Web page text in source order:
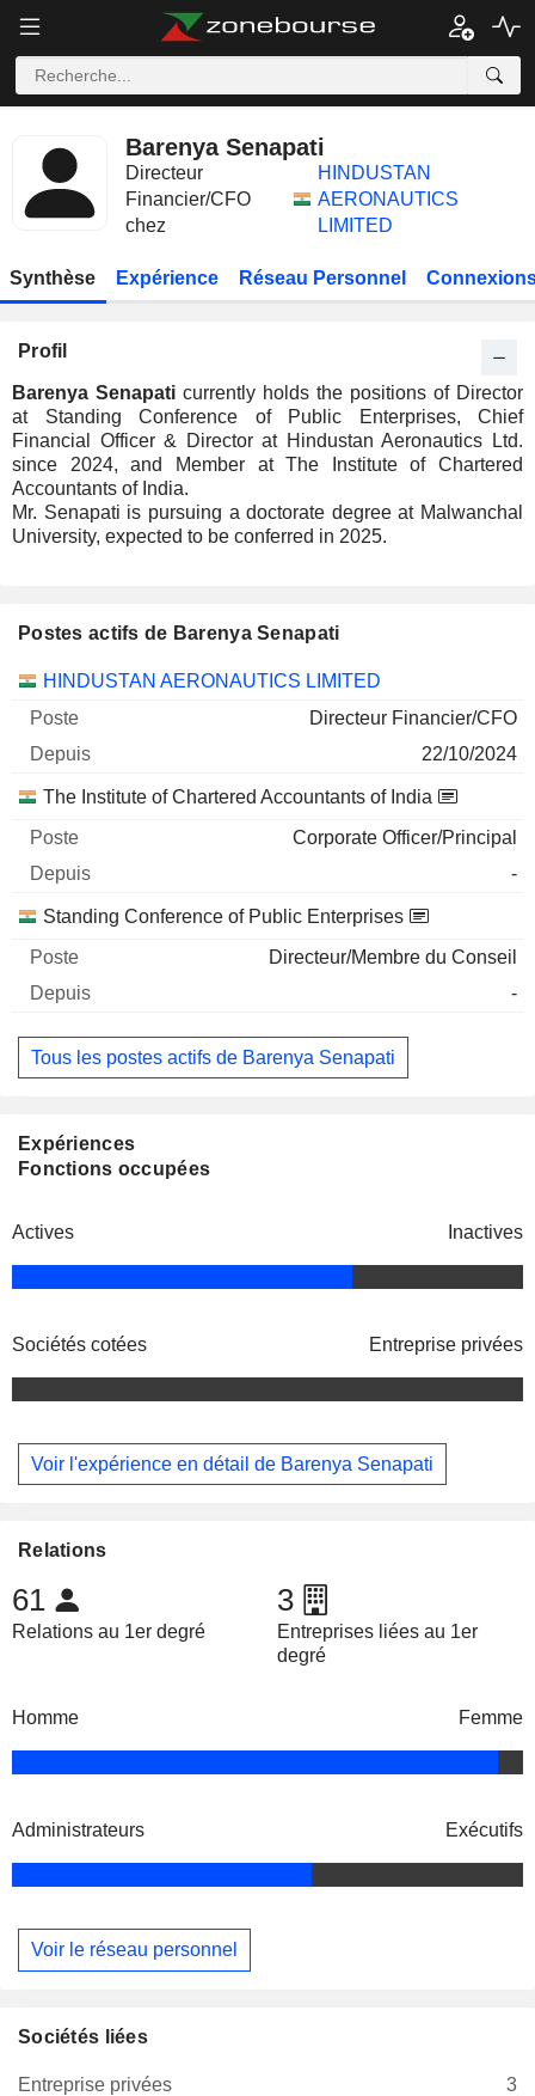
Barenya Senapati
Directeur
Financier/CFO
chez
HINDUSTAN
AERONAUTICS
LIMITED
Synthèse Expérience Réseau Personnel
Profil
Barenya Senapati currently holds the positions of Director
at Standing Conference of Public Enterprises, Chief
Financial Officer & Director at Hindustan Aeronautics Ltd.
since 2024, and Member at The Institute of Chartered
Accountants of India.
Mr. Senapati is pursuing a doctorate degree at Malwanchal
University, expected to be conferred in 2025.
Postes actifs de Barenya Senapati
Sociétés Poste Début
HINDUSTAN AERONAUTICS LIMITED
Directeur Financier/CFO
22/10/2024
The Institute of Chartered Accountants of India
Corporate Officer/Principal
-
Standing Conference of Public Enterprises
Directeur/Membre du Conseil
-
Tous les postes actifs de Barenya Senapati
Expériences
Fonctions occupées
Actives Inactives
Sociétés cotées Entreprise privées
Voir l'expérience en détail de Barenya Senapati
Relations
61
Relations au 1er degré
3
Entreprises liées au 1er
degré
Homme Femme
Administrateurs Exécutifs
Voir le réseau personnel
Sociétés liées
Entreprise privées
3